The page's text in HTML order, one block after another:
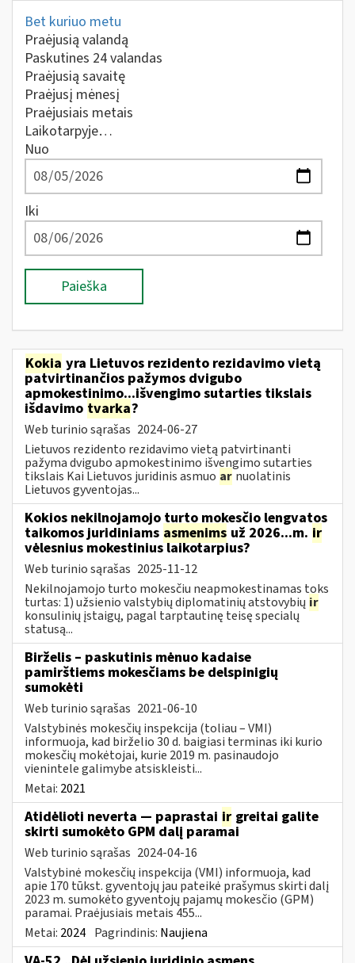
Bet kuriuo metu
Praėjusią valandą
Paskutines 24 valandas
Praėjusią savaitę
Praėjusį mėnesį
Praėjusiais metais
Laikotarpyje…
Nuo
Iki
Paieška
Kokia yra Lietuvos rezidento rezidavimo vietą
patvirtinančios pažymos dvigubo
apmokestinimo...išvengimo sutarties tikslais
išdavimo tvarka?
Web turinio sąrašas 2024-06-27
Lietuvos rezidento rezidavimo vietą patvirtinanti
pažyma dvigubo apmokestinimo išvengimo sutarties
tikslais Kai Lietuvos juridinis asmuo ar nuolatinis
Lietuvos gyventojas...
Kokios nekilnojamojo turto mokesčio lengvatos
taikomos juridiniams asmenims už 2026...m. ir
vėlesnius mokestinius laikotarpius?
Web turinio sąrašas 2025-11-12
Nekilnojamojo turto mokesčiu neapmokestinamas toks
turtas: 1) užsienio valstybių diplomatinių atstovybių ir
konsulinių įstaigų, pagal tarptautinę teisę specialų
statusą...
Birželis – paskutinis mėnuo kadaise
pamirštiems mokesčiams be delspinigių
sumokėti
Web turinio sąrašas 2021-06-10
Valstybinės mokesčių inspekcija (toliau – VMI)
informuoja, kad birželio 30 d. baigiasi terminas iki kurio
mokesčių mokėtojai, kurie 2019 m. pasinaudojo
vienintele galimybe atsiskleisti...
Metai: 2021
Atidėlioti neverta — paprastai ir greitai galite
skirti sumokėto GPM dalį paramai
Web turinio sąrašas 2024-04-16
Valstybinė mokesčių inspekcija (VMI) informuoja, kad
apie 170 tūkst. gyventojų jau pateikė prašymus skirti dalį
2023 m. sumokėto gyventojų pajamų mokesčio (GPM)
paramai. Praėjusiais metais 455...
Metai: 2024 Pagrindinis: Naujiena